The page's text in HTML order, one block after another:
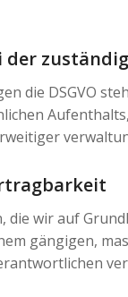
der
die DSGVO
die wir auf
gängigen,